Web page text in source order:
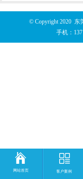
© Copyright 2020
手机：
网站首页 客户案例